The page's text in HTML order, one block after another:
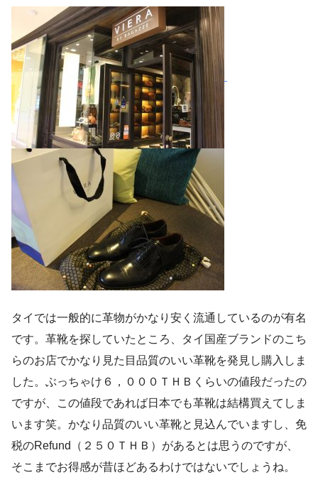
タイでは一般的に革物がかなり安く流通しているのが有名
です。革靴を探していたところ、タイ国産ブランドのこち
らのお店でかなり見た目品質のいい革靴を発見し購入しま
した。ぶっちゃけ６，０００ＴＨＢくらいの値段だったの
ですが、この値段であれば日本でも革靴は結構買えてしま
います笑。かなり品質のいい革靴と見込んでいますし、免
税のRefund（２５０ＴＨＢ）があるとは思うのですが、
そこまでお得感が昔ほどあるわけではないでしょうね。